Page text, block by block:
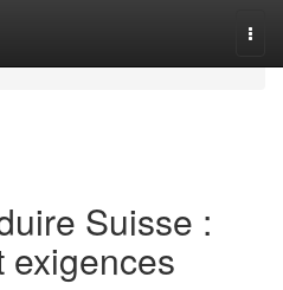
Suisse :
exigences